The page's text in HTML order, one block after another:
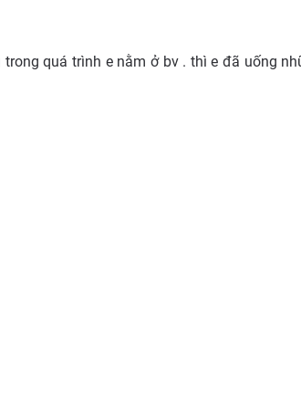
quá trình e nằm ở bv . thì e đã uống